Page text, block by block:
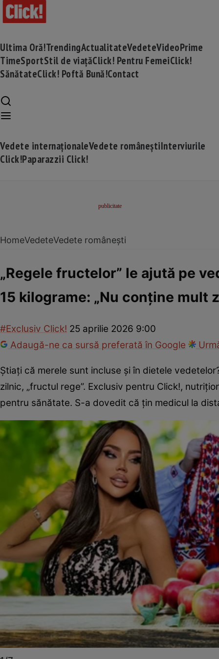
Ultima Oră!TrendingActualitateVedeteVideoPrime
TimeSportStil de viațăClick! Pentru FemeiClick!
SănătateClick! Poftă Bună!Contact
Vedete internaționaleVedete româneștiInterviurile
Click!Paparazzii Click!
HomeVedeteVedete românești
„Regele fructelor” le ajută pe
15 kilograme: „Nu conține
#Exclusiv Click! 25 aprilie 2026 9:00
Adaugă-ne ca sursă preferată în Google
Știați că merele sunt incluse și în dietele
zilnic, „fructul rege”. Exclusiv pentru Click!,
pentru sănătate. S-a dovedit că țin medicul la